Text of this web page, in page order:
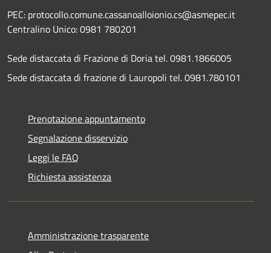
PEC: protocollo.comune.cassanoalloionio.cs@asmepec.it
Centralino Unico: 0981 780201
Sede distaccata di Frazione di Doria tel. 0981.1866005
Sede distaccata di frazione di Lauropoli tel. 0981.780101
Prenotazione appuntamento
Segnalazione disservizio
Leggi le FAQ
Richiesta assistenza
Amministrazione trasparente